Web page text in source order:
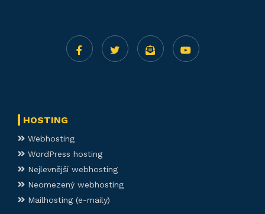
HOSTING
Webhosting
WordPress hosting
Nejlevnější webhosting
Neomezený webhosting
Mailhosting (e-maily)